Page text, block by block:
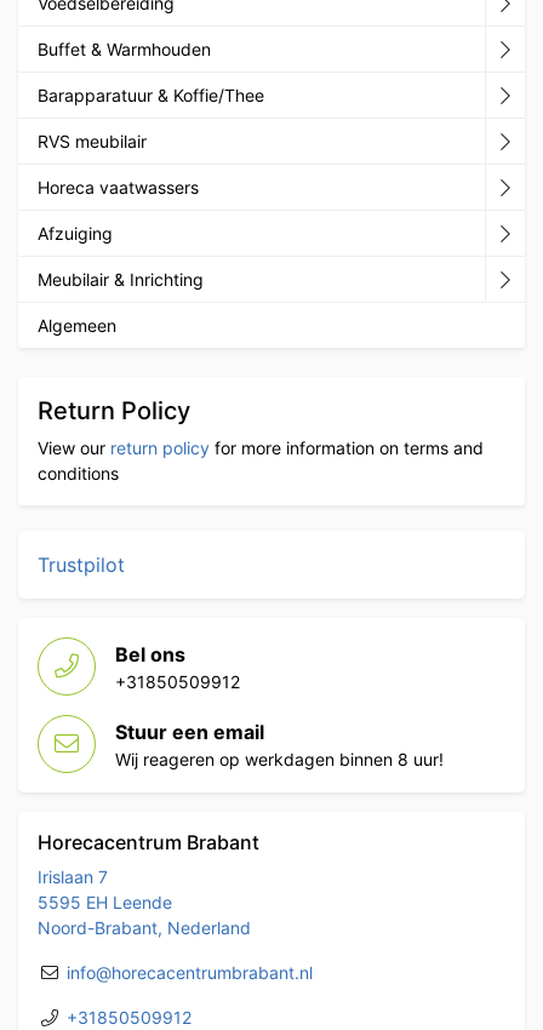
Buffet & Warmhouden
Barapparatuur & Koffie/Thee
RVS meubilair
Horeca vaatwassers
Afzuiging
Meubilair & Inrichting
Algemeen
Return Policy
View our return policy for more information on terms and
conditions
Trustpilot
Bel ons
+31850509912
Stuur een email
Wij reageren op werkdagen binnen 8 uur!
Horecacentrum Brabant
Irislaan 7
5595 EH Leende
Noord-Brabant, Nederland
info@horecacentrumbrabant.nl
+31850509912